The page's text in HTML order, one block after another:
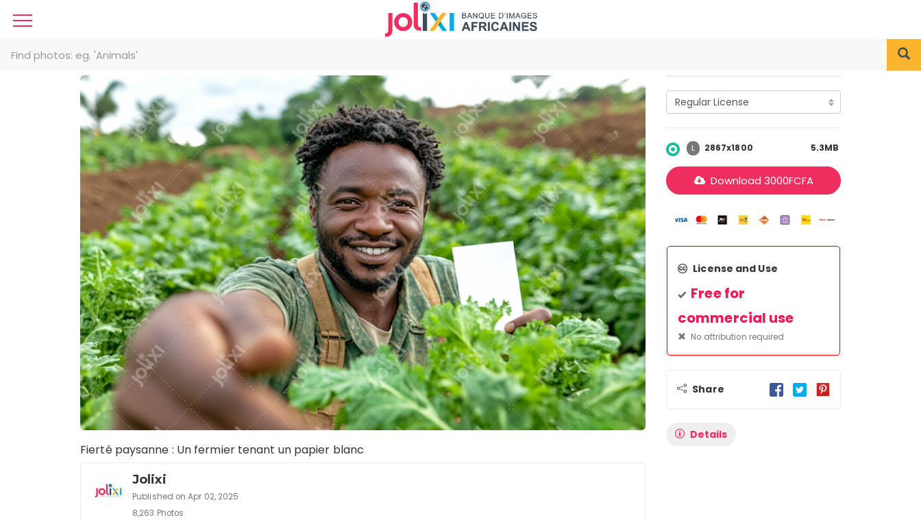
Fierté paysanne : Un fermier tenant un papier blanc
Jolixi
Published on Apr 02, 2025
8,263 Photos
L 2867x1800 5.3MB
Download 3000FCFA
License and Use
Free for
commercial use
No attribution required
Share
Details